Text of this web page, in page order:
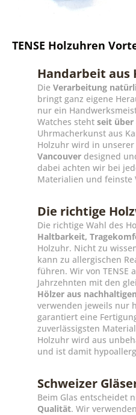
TENSE Holzuhren
Handarbeit aus
Die Verarbeitung
bringt ganz eigene
nur ein
Watches steht seit über
Uhrmacherkunst aus
Holzuhr wird in unserer
Vancouver designed
dabei achten wir bei
Materialien und feinste
Die richtige
Die richtige Wahl des
Haltbarkeit,
Holzuhr. Nicht zu
kann zu allergischen
führen. Wir von TENSE
Jahrzehnten mit den
Hölzer aus
verwenden jeweils nur
garantiert eine
zuverlässigsten
Holzuhr wird aus
und ist damit
Schweizer
Beim Glas entscheidet
Qualität. Wir